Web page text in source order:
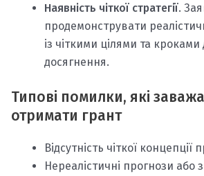
Наявність чіткої стратегії.
продемонструвати
із чіткими цілями та кроками
досягнення.
Типові помилки, які
отримати грант
Відсутність чіткої концепції
Нереалістичні прогнози або